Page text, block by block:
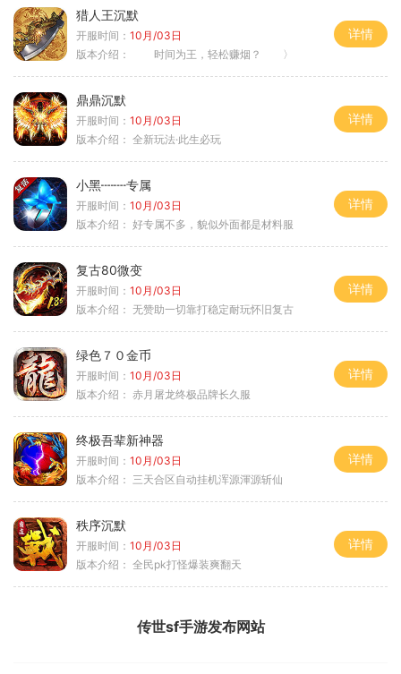
猎人王沉默
开服时间： 10月/03日
版本介绍：
时间为王，轻松赚烟？ 〉
详情
鼎鼎沉默
开服时间： 10月/03日
版本介绍： 全新玩法·此生必玩
详情
小黑┉┉专属
开服时间： 10月/03日
版本介绍： 好专属不多，貌似外面都是材料服
详情
复古80微变
开服时间： 10月/03日
版本介绍： 无赞助一切靠打稳定耐玩怀旧复古
详情
绿色７０金币
开服时间： 10月/03日
版本介绍： 赤月屠龙终极品牌长久服
详情
终极吾辈新神器
开服时间： 10月/03日
版本介绍： 三天合区自动挂机浑源渾源斩仙
详情
秩序沉默
开服时间： 10月/03日
版本介绍： 全民pk打怪爆装爽翻天
详情
传世sf手游发布网站